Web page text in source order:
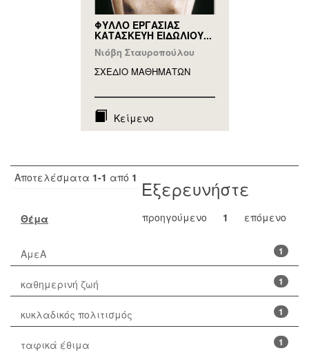
ΦΥΛΛΟ ΕΡΓΑΣΙΑΣ
ΚΑΤΑΣΚΕΥΗ ΕΙΔΩΛΙΟΥ...
Νιόβη Σταυροπούλου
ΣΧΕΔΙΟ ΜΑΘΗΜAΤΩΝ
Κείμενο
Αποτελέσματα 1-1 από 1
προηγούμενο 1 επόμενο
Εξερευνήστε
Θέμα
1
ΑμεΑ
1
καθημερινή ζωή
1
κυκλαδικός πολιτισμός
1
ταφικά έθιμα